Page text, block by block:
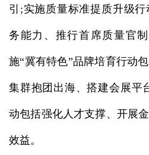
引;实施质量标准提质升级
务能力、推行首席质量官
施“冀有特色”品牌培育行动
集群抱团出海、搭建会展平
动包括强化人才支撑、开展
效益。